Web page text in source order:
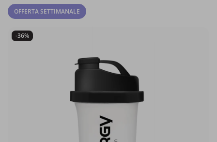
OFFERTA SETTIMANALE
-36%